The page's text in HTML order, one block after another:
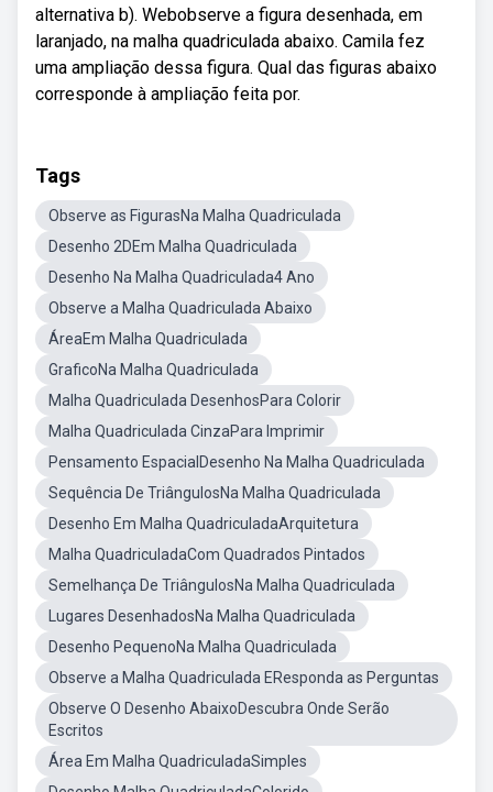
alternativa b). Webobserve a figura desenhada, em
laranjado, na malha quadriculada abaixo. Camila fez
uma ampliação dessa figura. Qual das figuras abaixo
corresponde à ampliação feita por.
Tags
Observe as FigurasNa Malha Quadriculada
Desenho 2DEm Malha Quadriculada
Desenho Na Malha Quadriculada4 Ano
Observe a Malha Quadriculada Abaixo
ÁreaEm Malha Quadriculada
GraficoNa Malha Quadriculada
Malha Quadriculada DesenhosPara Colorir
Malha Quadriculada CinzaPara Imprimir
Pensamento EspacialDesenho Na Malha Quadriculada
Sequência De TriângulosNa Malha Quadriculada
Desenho Em Malha QuadriculadaArquitetura
Malha QuadriculadaCom Quadrados Pintados
Semelhança De TriângulosNa Malha Quadriculada
Lugares DesenhadosNa Malha Quadriculada
Desenho PequenoNa Malha Quadriculada
Observe a Malha Quadriculada EResponda as Perguntas
Observe O Desenho AbaixoDescubra Onde Serão
Escritos
Área Em Malha QuadriculadaSimples